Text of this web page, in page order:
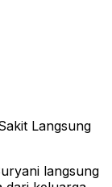
langsung